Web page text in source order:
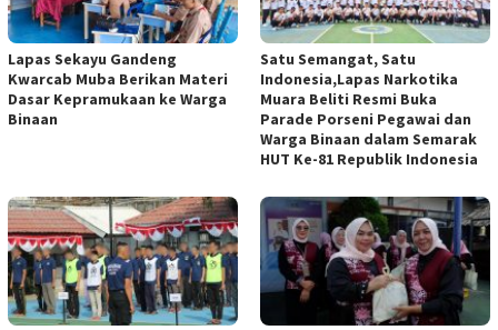
Lapas Sekayu Gandeng
Kwarcab Muba Berikan Materi
Dasar Kepramukaan ke Warga
Binaan
Satu Semangat, Satu
Indonesia,Lapas Narkotika
Muara Beliti Resmi Buka
Parade Porseni Pegawai dan
Warga Binaan dalam Semarak
HUT Ke-81 Republik Indonesia